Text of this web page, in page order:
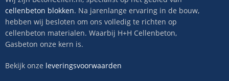
cellenbeton blokken. Na jarenlange ervaring in de bouw,
hebben wij besloten om ons volledig te richten op
cellenbeton materialen. Waarbij H+H Cellenbeton,
Gasbeton onze kern is.
Bekijk onze leveringsvoorwaarden